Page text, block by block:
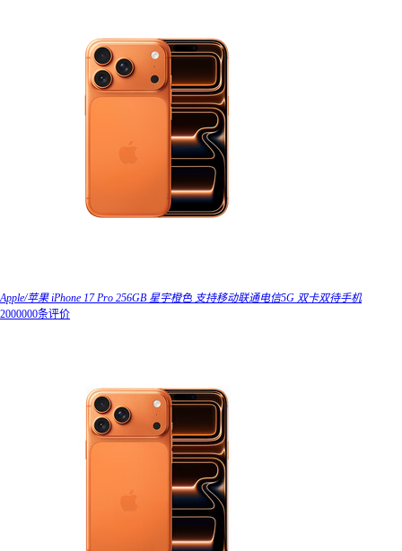
Apple/苹果 iPhone 17 Pro 256GB 星宇橙色 支持移动联通电信5G 双卡双待手机
2000000条评价